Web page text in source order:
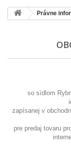
Právne
so sídlom
zapísanej v
pre predaj tovaru